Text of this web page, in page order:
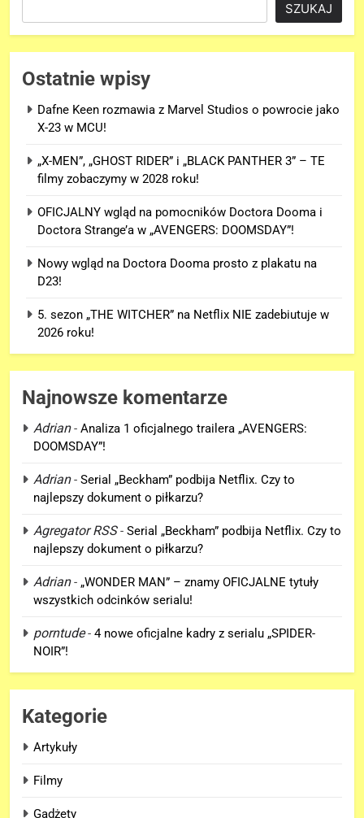
SZUKAJ
Ostatnie wpisy
Dafne Keen rozmawia z Marvel Studios o powrocie jako
X-23 w MCU!
„X-MEN”, „GHOST RIDER” i „BLACK PANTHER 3” – TE
filmy zobaczymy w 2028 roku!
OFICJALNY wgląd na pomocników Doctora Dooma i
Doctora Strange’a w „AVENGERS: DOOMSDAY”!
Nowy wgląd na Doctora Dooma prosto z plakatu na
D23!
5. sezon „THE WITCHER” na Netflix NIE zadebiutuje w
2026 roku!
Najnowsze komentarze
Adrian- Analiza 1 oficjalnego trailera „AVENGERS:
DOOMSDAY”!
Adrian- Serial „Beckham” podbija Netflix. Czy to
najlepszy dokument o piłkarzu?
Agregator RSS- Serial „Beckham” podbija Netflix. Czy to
najlepszy dokument o piłkarzu?
Adrian- „WONDER MAN” – znamy OFICJALNE tytuły
wszystkich odcinków serialu!
porntude- 4 nowe oficjalne kadry z serialu „SPIDER-
NOIR”!
Kategorie
Artykuły
Filmy
Gadżety
5
5. sezon „THE WITCHER” na
Netflix NIE zadebiutuje w 2026
roku!
SERIALE
6
Staten Island? – „SPIDER-MAN: